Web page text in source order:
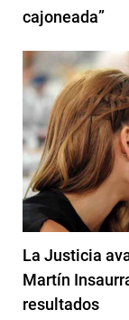
cajoneada”
La Justicia
Martín
resultados